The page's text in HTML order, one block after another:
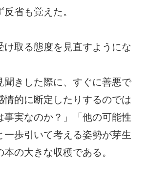
省も覚えた。
け取る態度を見直すようにな
聞きした際に、すぐに善悪で
情的に断定したりするのでは
事実なのか？」「他の可能性
一歩引いて考える姿勢が芽生
の大きな収穫である。